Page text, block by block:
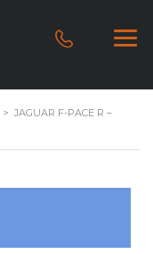
> JAGUAR F-PACE R –